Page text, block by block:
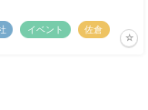
イベント 佐倉